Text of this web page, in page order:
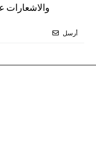
والاشعارات
أرسل